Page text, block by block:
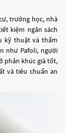
trường học, nhà
kiệm ngân sách
kỹ thuật và thẩm
như Pafoli, người
phân khúc giá tốt,
và tiêu chuẩn an